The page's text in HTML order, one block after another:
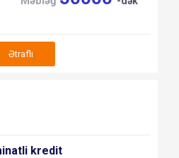
Ətraflı
kredit